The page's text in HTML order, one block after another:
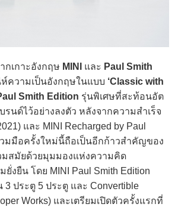
กาะอังกฤษ MINI และ Paul Smith
ความเป็นอังกฤษในแบบ ‘Classic with
Smith Edition รุ่นพิเศษที่สะท้อนอัต
นด์ไว้อย่างลงตัว หลังจากความสำเร็จ
และ MINI Recharged by Paul
วมมือครั้งใหม่นี้ถือเป็นอีกก้าวสำคัญของ
มสมัยด้วยมุมมองแห่งความคิด
งยืน โดย MINI Paul Smith Edition
ประตู 5 ประตู และ Convertible
Works) และเตรียมเปิดตัวครั้งแรกที่